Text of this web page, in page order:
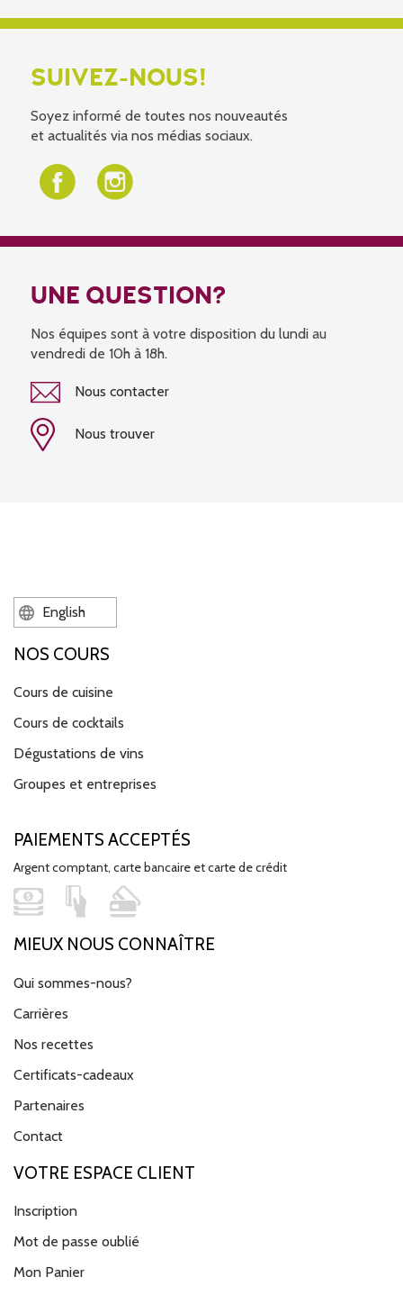
SUIVEZ-NOUS!
Soyez informé de toutes nos nouveautés
et actualités via nos médias sociaux.
UNE QUESTION?
Nos équipes sont à votre disposition du lundi au
vendredi de 10h à 18h.
Nous contacter
Nous trouver
English
NOS COURS
Cours de cuisine
Cours de cocktails
Dégustations de vins
Groupes et entreprises
PAIEMENTS ACCEPTÉS
Argent comptant, carte bancaire et carte de crédit
MIEUX NOUS CONNAÎTRE
Qui sommes-nous?
Carrières
Nos recettes
Certificats-cadeaux
Partenaires
Contact
VOTRE ESPACE CLIENT
Inscription
Mot de passe oublié
Mon Panier